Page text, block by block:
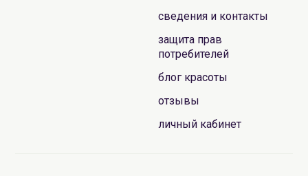
сведения и контакты
защита прав
потребителей
блог красоты
отзывы
личный кабинет